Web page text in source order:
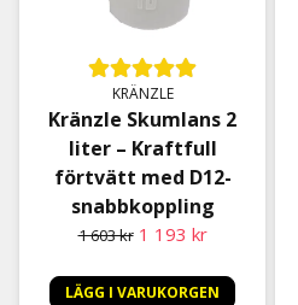
KRÄNZLE
Kränzle Skumlans 2
liter – Kraftfull
förtvätt med D12-
snabbkoppling
1 603 kr 1 193 kr
LÄGG I VARUKORGEN